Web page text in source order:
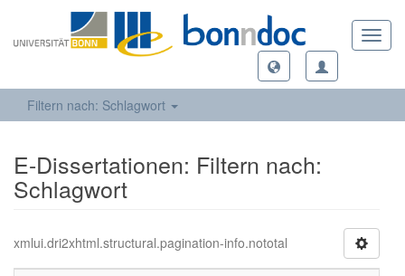
Filtern nach: Schlagwort
E-Dissertationen: Filtern nach:
Schlagwort
xmlui.dri2xhtml.structural.pagination-info.nototal